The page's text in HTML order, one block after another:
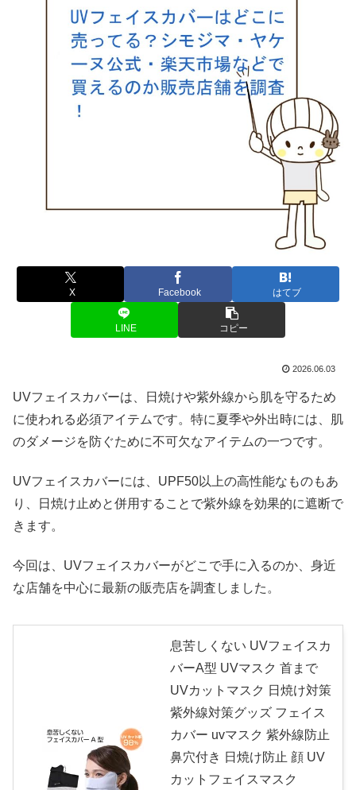
X Facebook はてブ
LINE コピー
2026.06.03
UVフェイスカバーは、日焼けや紫外線から肌を守るため
に使われる必須アイテムです。特に夏季や外出時には、肌
のダメージを防ぐために不可欠なアイテムの一つです。
UVフェイスカバーには、UPF50以上の高性能なものもあ
り、日焼け止めと併用することで紫外線を効果的に遮断で
きます。
今回は、UVフェイスカバーがどこで手に入るのか、身近
な店舗を中心に最新の販売店を調査しました。
息苦しくない UVフェイスカ
バーA型 UVマスク 首まで
UVカットマスク 日焼け対策
紫外線対策グッズ フェイス
カバー uvマスク 紫外線防止
鼻穴付き 日焼け防止 顔 UV
カットフェイスマスク